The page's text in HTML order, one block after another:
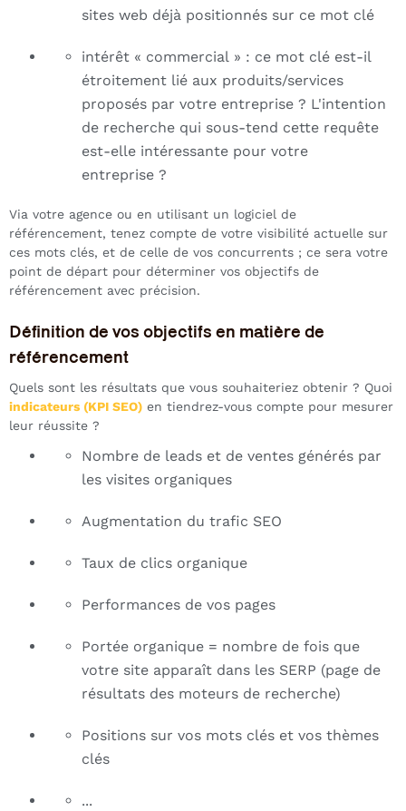
sites web déjà positionnés sur ce mot clé
intérêt « commercial » : ce mot clé est-il
étroitement lié aux produits/services
proposés par votre entreprise ? L'intention
de recherche qui sous-tend cette requête
est-elle intéressante pour votre
entreprise ?
Via votre agence ou en utilisant un logiciel de
référencement, tenez compte de votre visibilité actuelle sur
ces mots clés, et de celle de vos concurrents ; ce sera votre
point de départ pour déterminer vos objectifs de
référencement avec précision.
Définition de vos objectifs en matière de
référencement
Quels sont les résultats que vous souhaiteriez obtenir ? Quoi
indicateurs (KPI SEO) en tiendrez-vous compte pour mesurer
leur réussite ?
Nombre de leads et de ventes générés par
les visites organiques
Augmentation du trafic SEO
Taux de clics organique
Performances de vos pages
Portée organique = nombre de fois que
votre site apparaît dans les SERP (page de
résultats des moteurs de recherche)
Positions sur vos mots clés et vos thèmes
clés
...